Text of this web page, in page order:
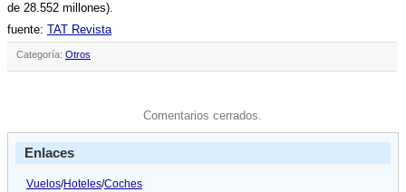
de 28.552 millones).
fuente: TAT Revista
Categoría: Otros
Comentarios cerrados.
Enlaces
Vuelos/Hoteles/Coches